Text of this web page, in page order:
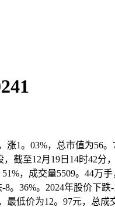
。03%，总市值为56
至12月19日14时42分
，成交量5509。44
36%。2024年股价下
低价为12。97元，总成